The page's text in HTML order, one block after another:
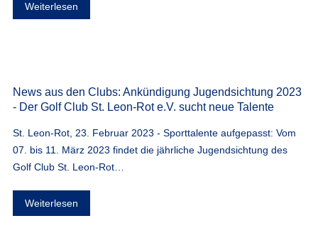
Weiterlesen
News aus den Clubs: Ankündigung Jugendsichtung 2023
- Der Golf Club St. Leon-Rot e.V. sucht neue Talente
St. Leon-Rot, 23. Februar 2023 - Sporttalente aufgepasst: Vom
07. bis 11. März 2023 findet die jährliche Jugendsichtung des
Golf Club St. Leon-Rot…
Weiterlesen